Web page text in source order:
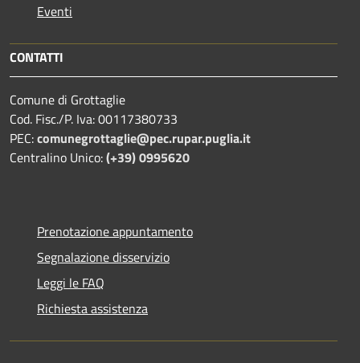
Eventi
CONTATTI
Comune di Grottaglie
Cod. Fisc./P. Iva: 00117380733
PEC:comunegrottaglie@pec.rupar.puglia.it
Centralino Unico:(+39) 0995620
Prenotazione appuntamento
Segnalazione disservizio
Leggi le FAQ
Richiesta assistenza